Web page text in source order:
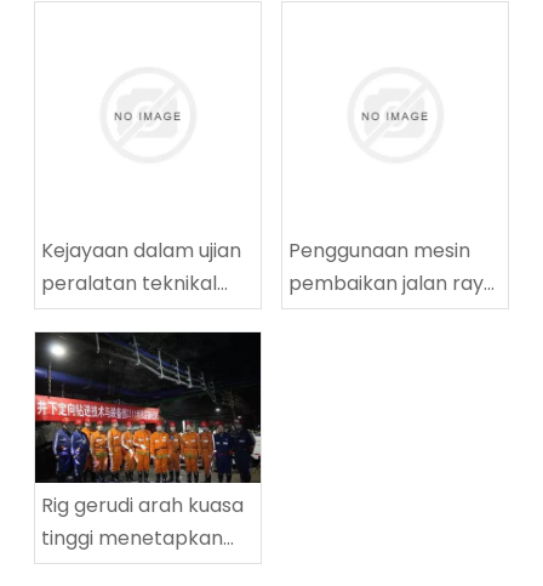
Kejayaan dalam ujian
peralatan teknikal
penggerudian
lingkaran tinggi
ZDY2800LG
Penggunaan mesin
pembaikan jalan raya
yang berjaya di
Rig gerudi arah kuasa
tinggi menetapkan
rekod dunia baru